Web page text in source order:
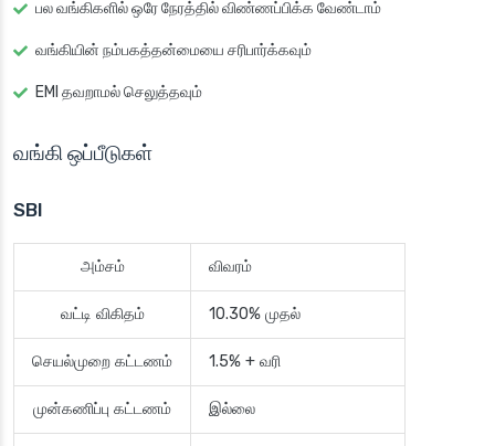
பல வங்கிகளில் ஒரே நேரத்தில் விண்ணப்பிக்க வேண்டாம்
வங்கியின் நம்பகத்தன்மையை சரிபார்க்கவும்
EMI தவறாமல் செலுத்தவும்
வங்கி ஒப்பீடுகள்
SBI
அம்சம் விவரம்
வட்டி விகிதம் 10.30% முதல்
செயல்முறை கட்டணம் 1.5% + வரி
முன்கணிப்பு கட்டணம் இல்லை